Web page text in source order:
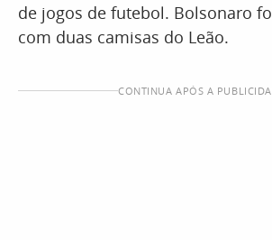
de jogos de futebol. Bolsonaro
com duas camisas do Leão.
CONTINUA APÓS A